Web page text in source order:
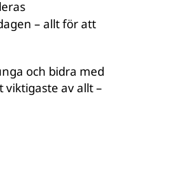
– allt för att
och bidra med
av allt –